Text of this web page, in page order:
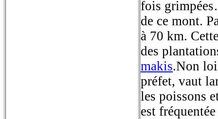
fois
de ce mont.
à 70 km.
des
makis.Non
préfet, vaut
les poissons
est